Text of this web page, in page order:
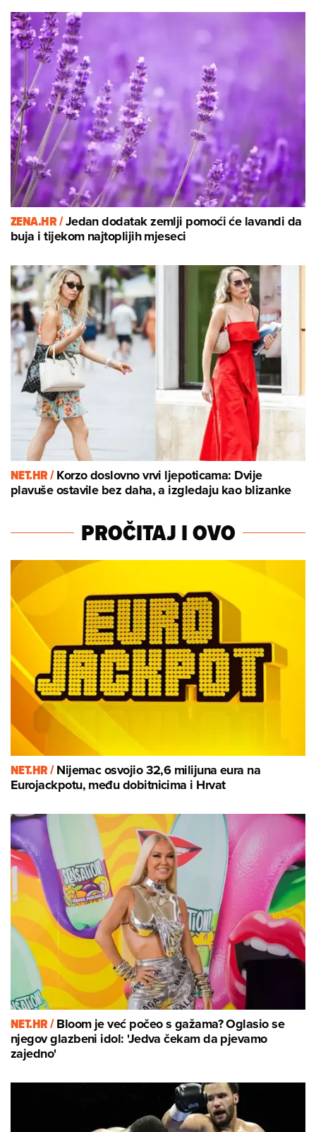
ZENA.HR /Jedan dodatak zemlji pomoći će lavandi da
buja i tijekom najtoplijih mjeseci
NET.HR /Korzo doslovno vrvi ljepoticama: Dvije
plavuše ostavile bez daha, a izgledaju kao blizanke
PROČITAJ I OVO
NET.HR /Nijemac osvojio 32,6 milijuna eura na
Eurojackpotu, među dobitnicima i Hrvat
NET.HR /Bloom je već počeo s gažama? Oglasio se
njegov glazbeni idol: 'Jedva čekam da pjevamo
zajedno'